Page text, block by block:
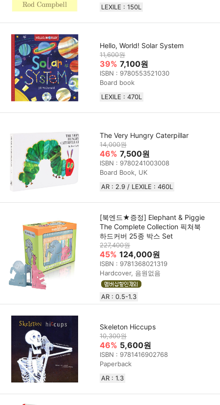
LEXILE : 150L
Hello, World! Solar System
11,600원
39% 7,100원
ISBN : 9780553521030
Board book
LEXILE : 470L
The Very Hungry Caterpillar
14,000원
46% 7,500원
ISBN : 9780241003008
Board Book, UK
AR : 2.9 / LEXILE : 460L
[북엔드★증정] Elephant & Piggie
The Complete Collection 픽쳐북
하드커버 25종 박스 Set
227,400원
45% 124,000원
ISBN : 9781368021319
Hardcover, 음원없음
AR : 0.5-1.3
Skeleton Hiccups
10,300원
46% 5,600원
ISBN : 9781416902768
Paperback
AR : 1.3